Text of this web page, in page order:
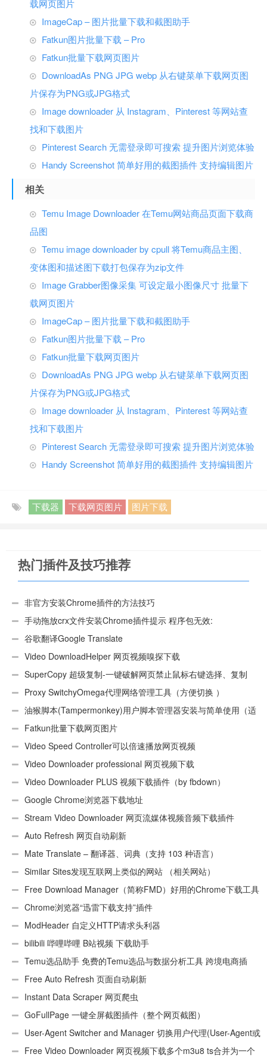
载网页图片
ImageCap – 图片批量下载和截图助手
Fatkun图片批量下载 – Pro
Fatkun批量下载网页图片
DownloadAs PNG JPG webp 从右键菜单下载网页图
片保存为PNG或JPG格式
Image downloader 从 Instagram、Pinterest 等网站查
找和下载图片
Pinterest Search 无需登录即可搜索 提升图片浏览体验
Handy Screenshot 简单好用的截图插件 支持编辑图片
相关
Temu Image Downloader 在Temu网站商品页面下载商
品图
Temu image downloader by cpull 将Temu商品主图、
变体图和描述图下载打包保存为zip文件
Image Grabber图像采集 可设定最小图像尺寸 批量下
载网页图片
ImageCap – 图片批量下载和截图助手
Fatkun图片批量下载 – Pro
Fatkun批量下载网页图片
DownloadAs PNG JPG webp 从右键菜单下载网页图
片保存为PNG或JPG格式
Image downloader 从 Instagram、Pinterest 等网站查
找和下载图片
Pinterest Search 无需登录即可搜索 提升图片浏览体验
Handy Screenshot 简单好用的截图插件 支持编辑图片
下载器 下载网页图片 图片下载
热门插件及技巧推荐
非官方安装Chrome插件的方法技巧
手动拖放crx文件安装Chrome插件提示 程序包无效:
“CEX_HEADER_INVALID”的解决办法
谷歌翻译Google Translate
Video DownloadHelper 网页视频嗅探下载
SuperCopy 超级复制-一键破解网页禁止鼠标右键选择、复制
Proxy SwitchyOmega代理网络管理工具（方便切换 ）
油猴脚本(Tampermonkey)用户脚本管理器安装与简单使用（适
用Android）
Fatkun批量下载网页图片
Video Speed Controller可以倍速播放网页视频
Video Downloader professional 网页视频下载
Video Downloader PLUS 视频下载插件（by fbdown）
Google Chrome浏览器下载地址
Stream Video Downloader 网页流媒体视频音频下载插件
Auto Refresh 网页自动刷新
Mate Translate – 翻译器、词典（支持 103 种语言）
Similar Sites发现互联网上类似的网站 （相关网站）
Free Download Manager（简称FMD）好用的Chrome下载工具
插件Chrome浏览器“迅雷下载支持”插件
ModHeader 自定义HTTP请求头利器
bilibili 哔哩哔哩 B站视频 下载助手
Temu选品助手 免费的Temu选品与数据分析工具 跨境电商插
件 Free Auto Refresh 页面自动刷新
Instant Data Scraper 网页爬虫
GoFullPage 一键全屏截图插件（整个网页截图）
User-Agent Switcher and Manager 切换用户代理(User-Agent或
UA)Free Video Downloader 网页视频下载多个m3u8 ts合并为一个